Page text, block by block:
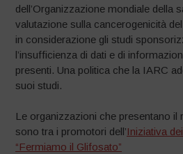
dell’Organizzazione mondiale della
valutazione sulla cancerogenicità
in considerazione gli studi
l’insufficienza di dati e di
presenti. Una politica che la IARC
suoi studi.
Le organizzazioni che presentano il
sono tra i promotori dell’Iniziativa
“Fermiamo il Glifosato”